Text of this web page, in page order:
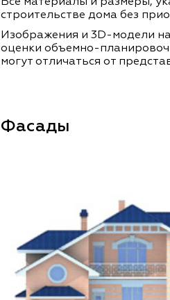
Все материалы и размеры,
строительстве дома без
Изображения и 3D-модели
оценки объемно-
могут отличаться от
Фасады